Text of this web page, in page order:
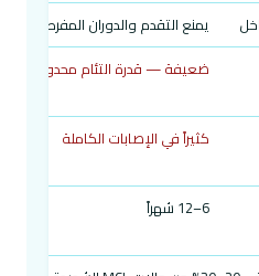
يمنع التقدم والدوران المفرط
ضعيفة — قدرة التئام محدودة
كثيراً في الإصابات الكاملة
6–12 شهراً